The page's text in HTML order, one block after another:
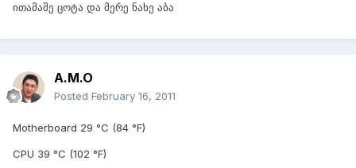
ითამაშე ცოტა და მერე ნახე აბა
A.M.O
Posted February 16, 2011
Motherboard 29 °C (84 °F)
CPU 39 °C (102 °F)